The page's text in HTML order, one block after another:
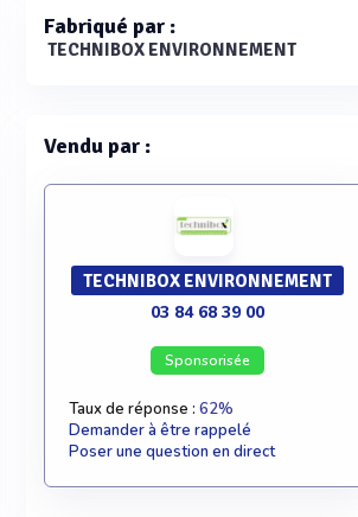
Fabriqué par :
TECHNIBOX ENVIRONNEMENT
Vendu par :
TECHNIBOX ENVIRONNEMENT
03 84 68 39 00
Sponsorisée
Taux de réponse :62%
Demander à être rappelé
Poser une question en direct